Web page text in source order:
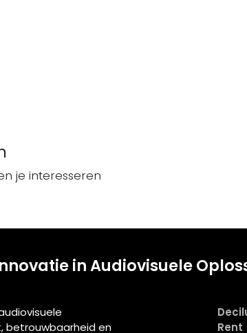
je interesseren
in Audiovisuele
betrouwbaarheid en
Rent